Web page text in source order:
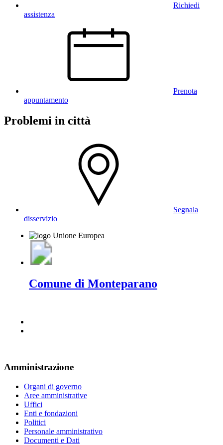
Richiedi
assistenza
Prenota
appuntamento
Problemi in città
Segnala
disservizio
Comune di Monteparano
Amministrazione
Organi di governo
Aree amministrative
Uffici
Enti e fondazioni
Politici
Personale amministrativo
Documenti e Dati